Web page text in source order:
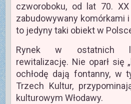
czworoboku, od lat 70.
zabudowywany komórkami
to jedyny taki obiekt w
Rynek w ostatnich
rewitalizację. Nie oparł się
ochłodę dają fontanny, w
Trzech Kultur,
kulturowym Włodawy.